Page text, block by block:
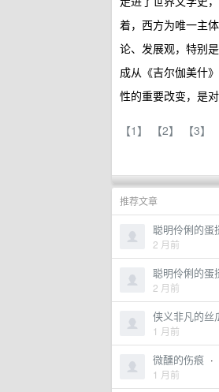
着，西方为唯一主
论、发展观，特别
成从《吉尔伽美什
性的重要改变，是
【1】 【2】 【3】
推荐文章
聪明伶俐的蛋
2 月前
聪明伶俐的蛋
2 月前
侠义非凡的丝
1 月前
微醺的伤痕 ·
1 月前